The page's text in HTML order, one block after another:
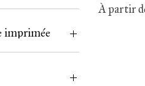
façon vin
imprimée
À partir
Prix